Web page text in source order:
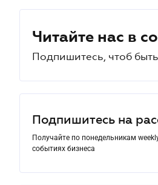
Читайте нас в
Подпишитесь, чтоб
Подпишитесь на
Получайте по понедельникам
событиях бизнеса